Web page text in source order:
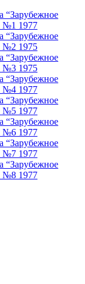
“Зарубежное
№1 1977
“Зарубежное
№2 1975
“Зарубежное
№3 1975
“Зарубежное
№4 1977
“Зарубежное
№5 1977
“Зарубежное
№6 1977
“Зарубежное
№7 1977
“Зарубежное
№8 1977